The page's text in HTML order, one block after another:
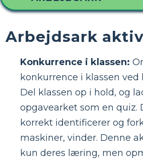
Arbejdsark
Konkurrence i klassen:
konkurrence i klassen
Del klassen op i hold, og
opgavearket som en quiz.
korrekt identificerer og
maskiner, vinder. Denne
kun deres læring, men